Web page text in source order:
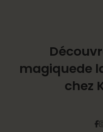
magiquede
chez